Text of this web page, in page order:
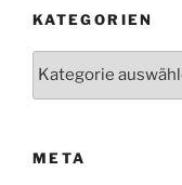
KATEGORIEN
META